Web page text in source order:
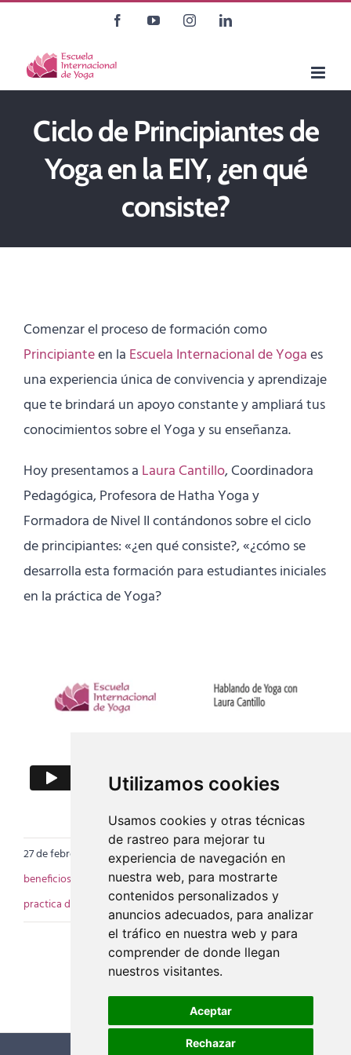
Utilizamos cookies
Usamos cookies y otras técnicas
de rastreo para mejorar tu
experiencia de navegación en
nuestra web, para mostrarte
contenidos personalizados y
anuncios adecuados, para analizar
el tráfico en nuestra web y para
comprender de donde llegan
nuestros visitantes.
Aceptar
Rechazar
contenido
FacebookYouTubeInstagramLinkedIn
Ciclo de Principiantes de
Yoga en la EIY, ¿en qué
consiste?
Comenzar el proceso de formación como
Principianteen la Escuela Internacional de Yogaes
una experiencia única de convivencia y aprendizaje
que te brindará un apoyo constante y ampliará tus
conocimientos sobre el Yoga y su enseñanza.
Hoy presentamos a Laura Cantillo, Coordinadora
Pedagógica, Profesora de Hatha Yoga y
Formadora de Nivel II contándonos sobre el ciclo
de principiantes: «¿en qué consiste?, «¿cómo se
desarrolla esta formación para estudiantes iniciales
en la práctica de Yoga?
27 de febrero de 2019 | Categorías:Artículos,Videos | Etiquetas:
beneficios del Yoga,instrucciones de yoga,Instructor de Yoga
practica de yoga
yoga